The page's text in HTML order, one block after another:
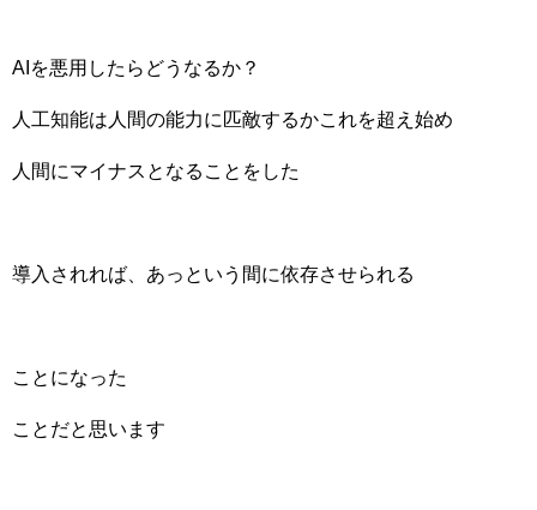
AIを悪用したらどうなるか？
人工知能は人間の能力に匹敵するかこれを超え始め
人間にマイナスとなることをした
導入されれば、あっという間に依存させられる
ことになった
ことだと思います